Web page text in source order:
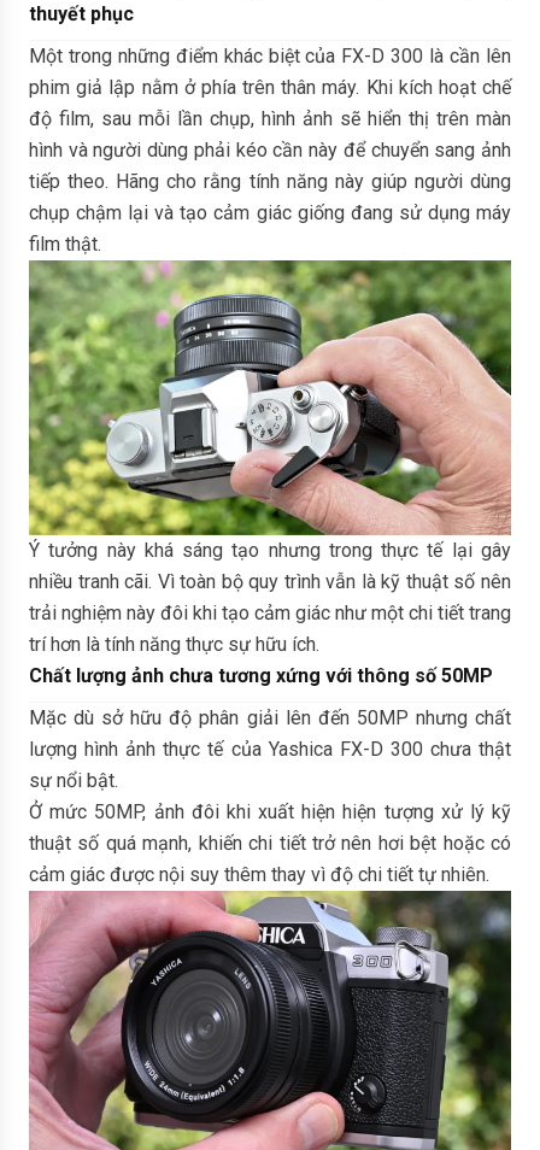
thuyết phục
Một trong những điểm khác biệt của FX-D 300 là cần lên
phim giả lập nằm ở phía trên thân máy. Khi kích hoạt chế
độ film, sau mỗi lần chụp, hình ảnh sẽ hiển thị trên màn
hình và người dùng phải kéo cần này để chuyển sang ảnh
tiếp theo. Hãng cho rằng tính năng này giúp người dùng
chụp chậm lại và tạo cảm giác giống đang sử dụng máy
film thật.
Ý tưởng này khá sáng tạo nhưng trong thực tế lại gây
nhiều tranh cãi. Vì toàn bộ quy trình vẫn là kỹ thuật số nên
trải nghiệm này đôi khi tạo cảm giác như một chi tiết trang
trí hơn là tính năng thực sự hữu ích.
Chất lượng ảnh chưa tương xứng với thông số 50MP
Mặc dù sở hữu độ phân giải lên đến 50MP nhưng chất
lượng hình ảnh thực tế của Yashica FX-D 300 chưa thật
sự nổi bật.
Ở mức 50MP, ảnh đôi khi xuất hiện hiện tượng xử lý kỹ
thuật số quá mạnh, khiến chi tiết trở nên hơi bệt hoặc có
cảm giác được nội suy thêm thay vì độ chi tiết tự nhiên.